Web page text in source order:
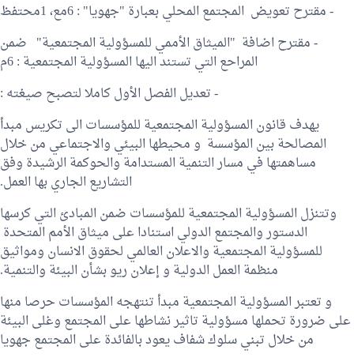
- مقترح تعويض المجتمع المحلي بعبارة "جهويا" : 6مع، 1محتفظ
- مقترح اضافة "الميثاق الأممي للمسؤولية المجتمعية" ضمن
المراحع التي تستند اليها المسؤولية المجتمعية : 6م
- تعديل الفصل الأول كاملا لتصبح صيغته :
يهدف قانون المسؤولية المجتمعية للمؤسسات الى تكريس مبدأ
المصالحة بين المؤسسة و محيطها البيئي والاجتماعي من خلال
مساهمتها في مسار التنمية المستدامة والحوكمة الرشيدة وفق
التشاريع الجاري بها العمل.
وتتنزل المسؤولية المجتمعية للمؤسسات ضمن المبادئ التي كرسها
الدستور والمجتمع الدولي استنادا على ميثاق الأمم المتحدة
للمسؤولية المجتمعية والاعلان العالمي لحقوق الانسان ومواثيق
منظمة العمل الدولية و إعلان ريو بشأن البيئة والتنمية.
و تعتبر المسؤولية المجتمعية مبدأ تنتهجه المؤسسات حرصا منها
على ضرورة تحملها مسؤولية تاثير نشاطها على المجتمع وغلى البيئة
من خلال تبني سلوك شفاف يعود بالفائدة على المجتمع جهويا